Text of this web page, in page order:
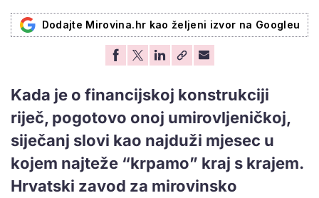
Dodajte Mirovina.hr kao željeni izvor na Googleu
Kada je o financijskoj konstrukciji
riječ, pogotovo onoj umirovljeničkoj,
siječanj slovi kao najduži mjesec u
kojem najteže “krpamo” kraj s krajem.
Hrvatski zavod za mirovinsko